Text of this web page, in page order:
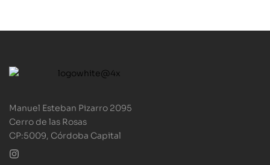
Manuel Esteban Pizarro 2095
Cerro de las Rosas
CP:5009, Córdoba Capital